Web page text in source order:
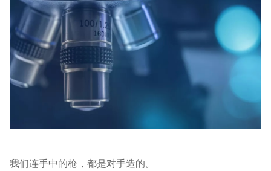
我们连手中的枪，都是对手造的。